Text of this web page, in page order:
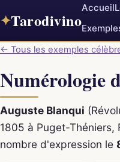
✦Tarodivino
Accueil
← Tous les exemples
Numérologie
Auguste Blanqui
1805 à Puget-Théniers,
nombre d'expression le